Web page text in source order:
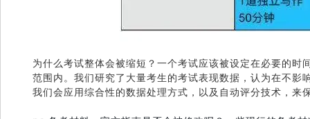
为什么考试整体会被缩短？ 一个考试应该被设定在必要的时
范围内。 我们研究了大量考生的考试表现数据，认为在不影
我们会应用综合性的数据处理方式，以及自动评分技术，来